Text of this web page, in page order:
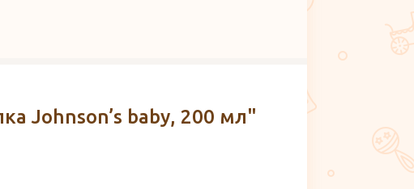
Johnson’s baby, 200 мл"